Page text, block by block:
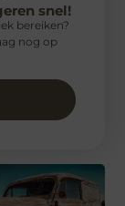
snel!
bereiken?
nog op